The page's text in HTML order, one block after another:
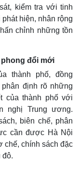
kiểm tra với tinh
hiện, nhân rộng
chỉnh những tồn
phong đổi mới
thành phố, đồng
định rõ những
của thành phố với
nghị Trung ương.
biên chế, phân
cần được Hà Nội
chế, chính sách đặc
đô.